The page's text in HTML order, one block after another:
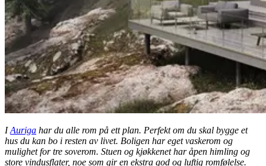
IAuriga har du alle rom på ett plan. Perfekt om du skal bygge et
hus du kan bo i resten av livet. Boligen har eget vaskerom og
mulighet for tre soverom. Stuen og kjøkkenet har åpen himling og
store vindusflater, noe som gir en ekstra god og luftig romfølelse.